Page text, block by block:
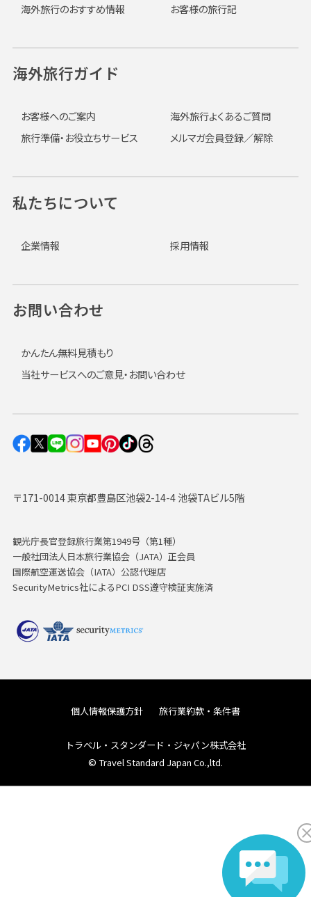
〒171-0014 東京都豊島区池袋2-14-4 池袋TAビル5階
観光庁長官登録旅行業第1949号（第1種）
一般社団法人日本旅行業協会（JATA）正会員
国際航空運送協会（IATA）公認代理店
SecurityMetrics社によるPCI DSS遵守検証実施済
海外旅行のおすすめ情報
お客様の旅行記
海外旅行ガイド
お客様へのご案内
海外旅行よくあるご質問
旅行準備・お役立ちサービス
メルマガ会員登録／解除
私たちについて
企業情報 採用情報
お問い合わせ
かんたん無料見積もり
当社サービスへのご意見・お問い合わせ
個人情報保護方針 旅行業約款・条件書
トラベル・スタンダード・ジャパン株式会社
© Travel Standard Japan Co.,ltd.